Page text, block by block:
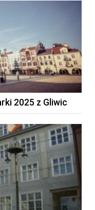
2025 z Gliwic